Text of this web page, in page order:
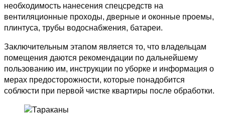
необходимость нанесения спецсредств на
вентиляционные проходы, дверные и оконные проемы,
плинтуса, трубы водоснабжения, батареи.
Заключительным этапом является то, что владельцам
помещения даются рекомендации по дальнейшему
пользованию им, инструкции по уборке и информация о
мерах предосторожности, которые понадобится
соблюсти при первой чистке квартиры после обработки.